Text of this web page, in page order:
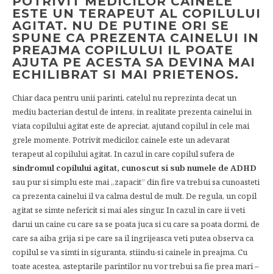
ESTE UN TERAPEUT AL COPILULUI
AGITAT. NU DE PUTINE ORI SE
SPUNE CA PREZENTA CAINELUI IN
PREAJMA COPILULUI IL POATE
AJUTA PE ACESTA SA DEVINA MAI
ECHILIBRAT SI MAI PRIETENOS.
Chiar daca pentru unii parinti, catelul nu reprezinta decat un
mediu bacterian destul de intens, in realitate prezenta cainelui in
viata copilului agitat este de apreciat, ajutand copilul in cele mai
grele momente. Potrivit medicilor, cainele este un adevarat
terapeut al copilului agitat. In cazul in care copilul sufera de
sindromul copilului agitat, cunoscut si sub numele de ADHD
sau pur si simplu este mai „zapacit” din fire va trebui sa cunoasteti
ca prezenta cainelui il va calma destul de mult. De regula, un copil
agitat se simte nefericit si mai ales singur. In cazul in care ii veti
darui un caine cu care sa se poata juca si cu care sa poata dormi, de
care sa aiba grija si pe care sa il ingrijeasca veti putea observa ca
copilul se va simti in siguranta, stiindu-si cainele in preajma. Cu
toate acestea, asteptarile parintilor nu vor trebui sa fie prea mari –